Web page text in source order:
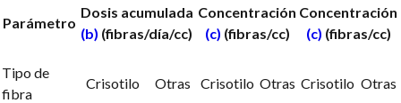
Parámetro
Dosis acumulada
(b) (fibras/día/cc)
Concentración
(c) (fibras/cc)
Concentración
(c) (fibras/cc)
Tipo de
fibra
Crisotilo Otras Crisotilo Otras Crisotilo Otras